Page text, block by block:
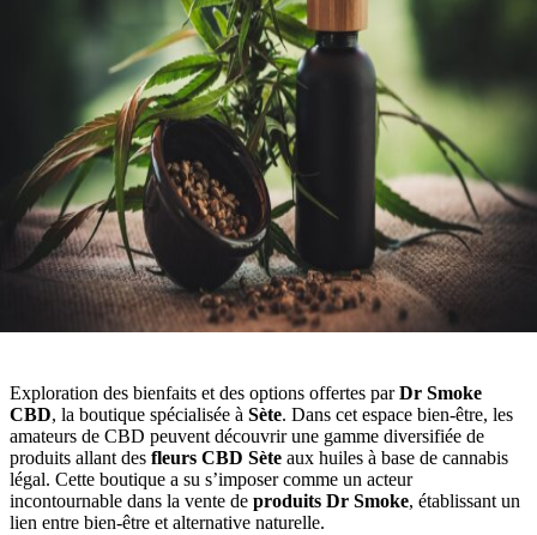
Exploration des bienfaits et des options offertes parDr Smoke
CBD, la boutique spécialisée à Sète. Dans cet espace bien-être, les
amateurs de CBD peuvent découvrir une gamme diversifiée de
produits allant des fleurs CBD Sète aux huiles à base de cannabis
légal. Cette boutique a su s’imposer comme un acteur
incontournable dans la vente de produits Dr Smoke, établissant un
lien entre bien-être et alternative naturelle.